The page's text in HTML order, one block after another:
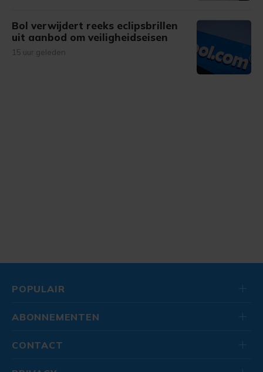
Bol verwijdert reeks eclipsbrillen
uit aanbod om veiligheidseisen
15 uur geleden
POPULAIR
ABONNEMENTEN
CONTACT